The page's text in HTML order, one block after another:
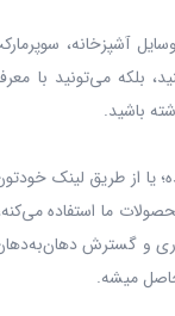
آشپزخانه،
بلکه می‌تونید با
باشید.
یا از طریق لینک
ما استفاده
و گسترش
میشه.